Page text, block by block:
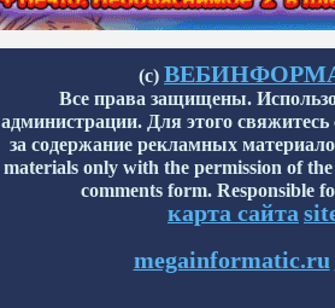
(с)
Все права защищены.
администрации. Для этого
за содержание рекламных
materials only with the permission of
comments form. Responsible
карта сайта
megainformatic.ru